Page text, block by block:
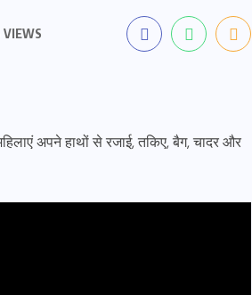
अपने हाथों से रजाई, तकिए, बैग, चादर और